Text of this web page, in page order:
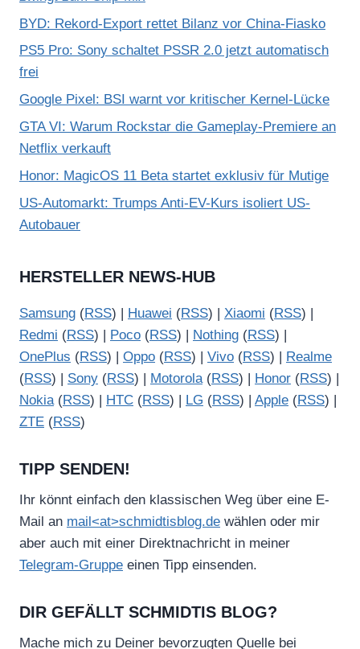
BYD: Rekord-Export rettet Bilanz vor China-Fiasko
PS5 Pro: Sony schaltet PSSR 2.0 jetzt automatisch
frei
Google Pixel: BSI warnt vor kritischer Kernel-Lücke
GTA VI: Warum Rockstar die Gameplay-Premiere an
Netflix verkauft
Honor: MagicOS 11 Beta startet exklusiv für Mutige
US-Automarkt: Trumps Anti-EV-Kurs isoliert US-
Autobauer
HERSTELLER NEWS-HUB
Samsung (RSS) | Huawei (RSS) | Xiaomi (RSS) |
Redmi (RSS) | Poco (RSS) | Nothing (RSS) |
OnePlus (RSS) | Oppo (RSS) | Vivo (RSS) |
Realme
(RSS) | Sony (RSS) | Motorola(RSS) | Honor (RSS) |
Nokia(RSS) | HTC (RSS) | LG (RSS) | Apple (RSS) |
ZTE (RSS)
TIPP SENDEN!
Ihr könnt einfach den klassischen Weg über eine E-
Mail an mail<at>schmidtisblog.de wählen oder mir
aber auch mit einer Direktnachricht in meiner
Telegram-Gruppe einen Tipp einsenden.
DIR GEFÄLLT SCHMIDTIS BLOG?
Mache mich zu Deiner bevorzugten Quelle bei